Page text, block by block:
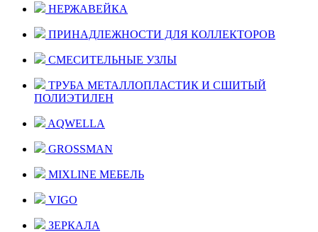
НЕРЖАВЕЙКА
ПРИНАДЛЕЖНОСТИ ДЛЯ КОЛЛЕКТОРОВ
СМЕСИТЕЛЬНЫЕ УЗЛЫ
ТРУБА МЕТАЛЛОПЛАСТИК И СШИТЫЙ
ПОЛИЭТИЛЕН
AQWELLA
GROSSMAN
MIXLINE МЕБЕЛЬ
VIGO
ЗЕРКАЛА